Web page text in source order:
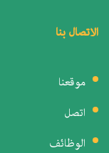
الاتصال بنا
موقعنا
اتصل
الوظائف